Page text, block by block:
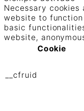
Necessary
website to function
basic
website,
Cookie
__cfruid